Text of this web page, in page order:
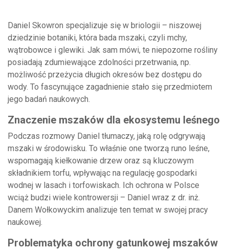
Daniel Skowron specjalizuje się w briologii – niszowej
dziedzinie botaniki, która bada mszaki, czyli mchy,
wątrobowce i glewiki. Jak sam mówi, te niepozorne rośliny
posiadają zdumiewające zdolności przetrwania, np.
możliwość przeżycia długich okresów bez dostępu do
wody. To fascynujące zagadnienie stało się przedmiotem
jego badań naukowych.
Znaczenie mszaków dla ekosystemu leśnego
Podczas rozmowy Daniel tłumaczy, jaką rolę odgrywają
mszaki w środowisku. To właśnie one tworzą runo leśne,
wspomagają kiełkowanie drzew oraz są kluczowym
składnikiem torfu, wpływając na regulację gospodarki
wodnej w lasach i torfowiskach. Ich ochrona w Polsce
wciąż budzi wiele kontrowersji – Daniel wraz z dr. inż.
Danem Wołkowyckim analizuje ten temat w swojej pracy
naukowej.
Problematyka ochrony gatunkowej mszaków